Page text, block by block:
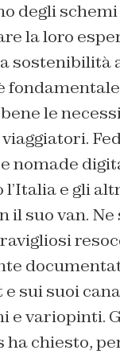
degli
la loro
sostenibilità
le
nomade
e gli
il suo van.
e sui suoi
e variopinti.
ha chiesto,